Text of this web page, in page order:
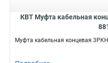
КВТ Муфта кабельная
Муфта кабельная концевая